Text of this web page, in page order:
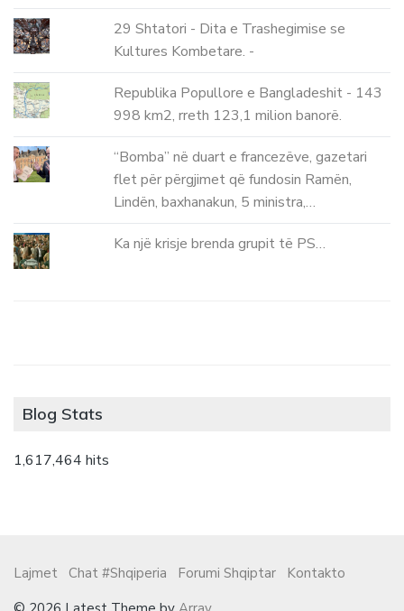
29 Shtatori - Dita e Trashegimise se
Kultures Kombetare. -
Republika Popullore e Bangladeshit - 143
998 km2, rreth 123,1 milion banorë.
“Bomba” në duart e francezëve, gazetari
flet për përgjimet që fundosin Ramën,
Lindën, baxhanakun, 5 ministra,…
Ka një krisje brenda grupit të PS…
Blog Stats
1,617,464 hits
Lajmet Chat #Shqiperia Forumi Shqiptar
Kontakto